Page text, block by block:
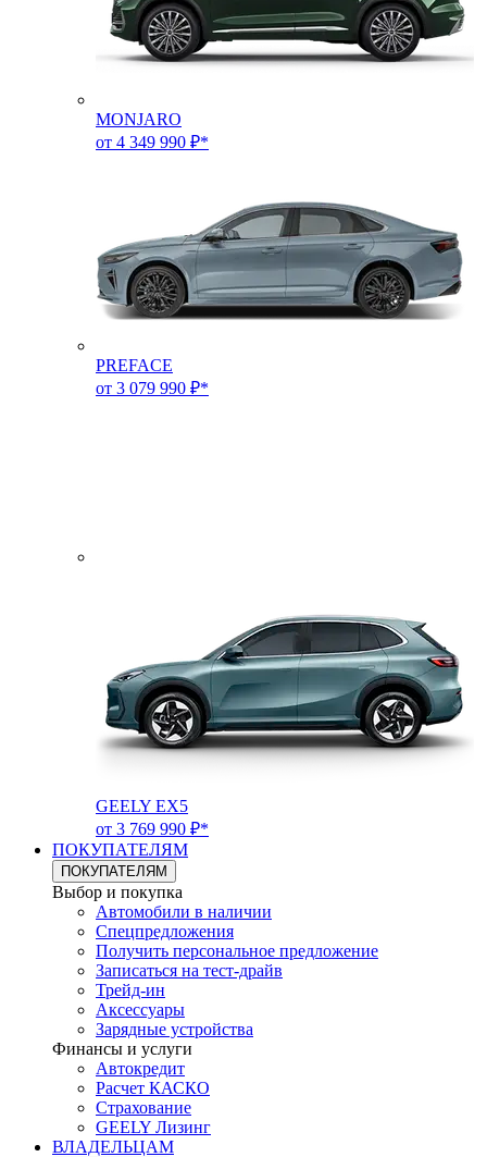
MONJARO
от 4 349 990 ₽*
PREFACE
от 3 079 990 ₽*
GEELY EX5
от 3 769 990 ₽*
ПОКУПАТЕЛЯМ
ПОКУПАТЕЛЯМ
Выбор и покупка
Автомобили в наличии
Спецпредложения
Получить персональное предложение
Записаться на тест-драйв
Трейд-ин
Аксессуары
Зарядные устройства
Финансы и услуги
Автокредит
Расчет КАСКО
Страхование
GEELY Лизинг
ВЛАДЕЛЬЦАМ